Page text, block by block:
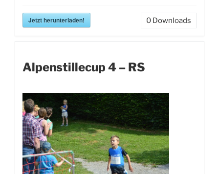
Jetzt herunterladen! 0 Downloads
Alpenstillecup 4 – RS